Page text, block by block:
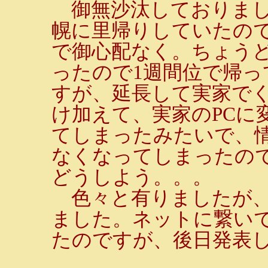
御無沙汰しておりま
幌に里帰りしていたの
で御心配なく。ちょう
ったので1週間位で帰
すが、延長して実家で
け加えて、実家のPC
てしまったみたいで、
なくなってしまったの
どうしよう。。。
色々と有りましたが
ました。ネットに繋い
たのですが、後日発表